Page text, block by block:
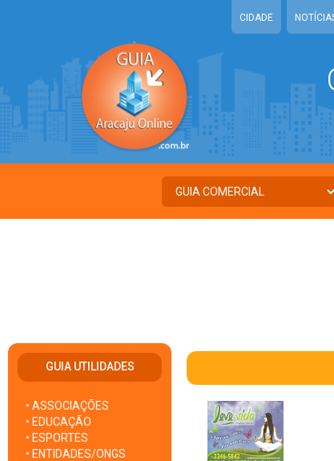
CIDADE
GUIA UTILIDADES
• ASSOCIAÇÕES
• EDUCAÇÃO
• ESPORTES
• ENTIDADES/ONGS